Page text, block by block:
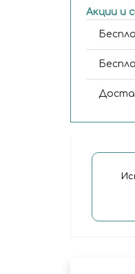
Акции и